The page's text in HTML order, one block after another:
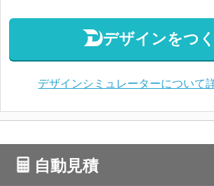
デザインをつ
デザインシミュレーターについて
自動見積